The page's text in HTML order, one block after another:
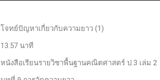
โจทย์ปัญหาเกี่ยวกับความยาว (1)
13.57 นาที
หนังสือเรียนรายวิชาพื้นฐานคณิตศาสตร์ ป.3 เล่ม 2